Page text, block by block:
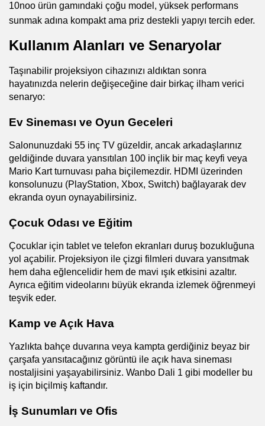
10noo ürün gamındaki çoğu model, yüksek performans
sunmak adına kompakt ama priz destekli yapıyı tercih eder.
Kullanım Alanları ve Senaryolar
Taşınabilir projeksiyon cihazınızı aldıktan sonra
hayatınızda nelerin değişeceğine dair birkaç ilham verici
senaryo:
Ev Sineması ve Oyun Geceleri
Salonunuzdaki 55 inç TV güzeldir, ancak arkadaşlarınız
geldiğinde duvara yansıtılan 100 inçlik bir maç keyfi veya
Mario Kart turnuvası paha biçilemezdir. HDMI üzerinden
konsolunuzu (PlayStation, Xbox, Switch) bağlayarak dev
ekranda oyun oynayabilirsiniz.
Çocuk Odası ve Eğitim
Çocuklar için tablet ve telefon ekranları duruş bozukluğuna
yol açabilir. Projeksiyon ile çizgi filmleri duvara yansıtmak
hem daha eğlencelidir hem de mavi ışık etkisini azaltır.
Ayrıca eğitim videolarını büyük ekranda izlemek öğrenmeyi
teşvik eder.
Kamp ve Açık Hava
Yazlıkta bahçe duvarına veya kampta gerdiğiniz beyaz bir
çarşafa yansıtacağınız görüntü ile açık hava sineması
nostaljisini yaşayabilirsiniz. Wanbo Dali 1 gibi modeller bu
iş için biçilmiş kaftandır.
İş Sunumları ve Ofis